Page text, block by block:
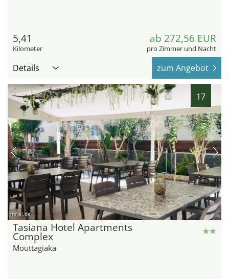
5,41
Kilometer
ab 272,56 EUR
pro Zimmer und Nacht
Details zum Angebot
17
hotel.de
Tasiana Hotel Apartments
Complex
Mouttagiaka